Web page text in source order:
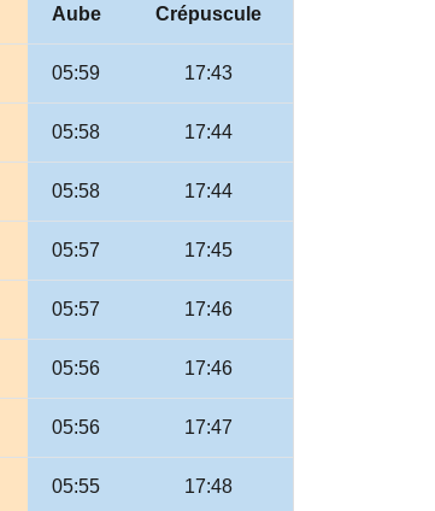
Aube Crépuscule
05:59 17:43
05:58 17:44
05:58 17:44
05:57 17:45
05:57 17:46
05:56 17:46
05:56 17:47
05:55 17:48